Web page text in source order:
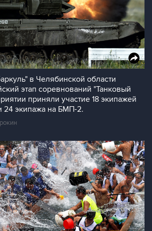
в Челябинской области
этап соревнований "Танковый
приняли участие 18 экипажей
24 экипажа на БМП-2.